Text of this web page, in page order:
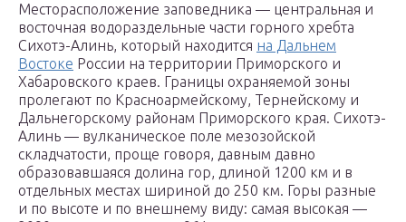
Месторасположение заповедника — центральная и
восточная водораздельные части горного хребта
Сихотэ-Алинь, который находится на Дальнем
Востоке России на территории Приморского и
Хабаровского краев. Границы охраняемой зоны
пролегают по Красноармейскому, Тернейскому и
Дальнегорскому районам Приморского края. Сихотэ-
Алинь — вулканическое поле мезозойской
складчатости, проще говоря, давным давно
образовавшаяся долина гор, длиной 1200 км и в
отдельных местах шириной до 250 км. Горы разные
и по высоте и по внешнему виду: самая высокая —